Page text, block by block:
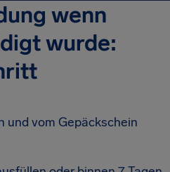
wenn
wurde:
und vom Gepäckschein